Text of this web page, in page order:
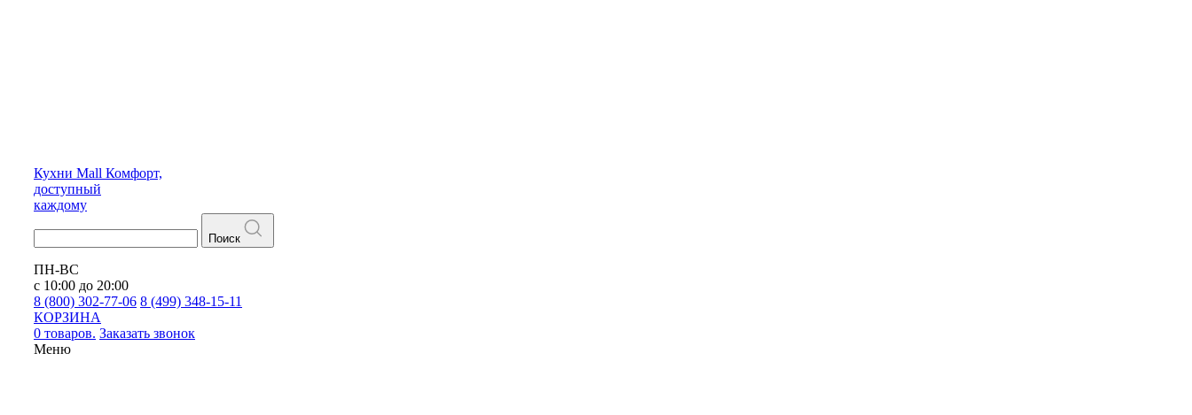
Кухни Mall Комфорт,
доступный
каждому
Поиск
ПН-ВС
с 10:00 до 20:00
8 (800) 302-77-06 8 (499) 348-15-11
КОРЗИНА
0 товаров. Заказать звонок
Меню